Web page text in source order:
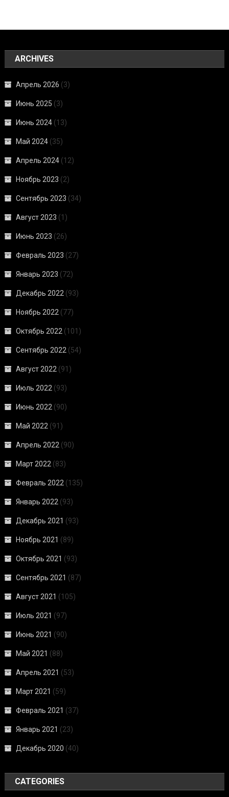
ARCHIVES
Апрель 2026 (3)
Июнь 2025 (3)
Июнь 2024 (13)
Май 2024 (35)
Апрель 2024 (12)
Ноябрь 2023 (2)
Сентябрь 2023 (34)
Август 2023 (1)
Июнь 2023 (26)
Февраль 2023 (27)
Январь 2023 (72)
Декабрь 2022 (93)
Ноябрь 2022 (77)
Октябрь 2022 (101)
Сентябрь 2022 (54)
Август 2022 (91)
Июль 2022 (93)
Июнь 2022 (90)
Май 2022 (91)
Апрель 2022 (90)
Март 2022 (83)
Февраль 2022 (135)
Январь 2022 (93)
Декабрь 2021 (93)
Ноябрь 2021 (89)
Октябрь 2021 (93)
Сентябрь 2021 (87)
Август 2021 (105)
Июль 2021 (97)
Июнь 2021 (90)
Май 2021 (88)
Апрель 2021 (53)
Март 2021 (59)
Февраль 2021 (37)
Январь 2021 (23)
Декабрь 2020 (40)
CATEGORIES